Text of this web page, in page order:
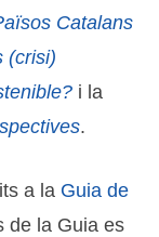
Catalans
(crisi)
i la
.
a la Guia de
de la Guia es